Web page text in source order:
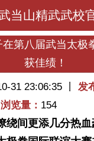
当山精武武校
第八届武当太极
获佳绩！
31 23:06:35 丨 发
浏览量： 154
绕间更添几分热